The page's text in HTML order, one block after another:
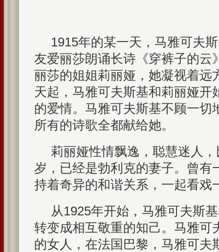
1915年的某一天，马雅可夫
友爱丽莎朗诵长诗《穿裤子的云
丽莎的姐姐莉丽娅，她凝视着远
天起，马雅可夫斯基和莉丽娅开
的爱情。马雅可夫斯基不顾一切
所有的诗歌全都献给她。
莉丽娅性情飘逸，聪慧迷人
岁，已经是勃利克的妻子。曾有
持着奇异的和谐关系，一起看戏
从1925年开始，马雅可夫斯
转变成相互敬重的知己。马雅可
的女人，在法国巴黎，马雅可夫